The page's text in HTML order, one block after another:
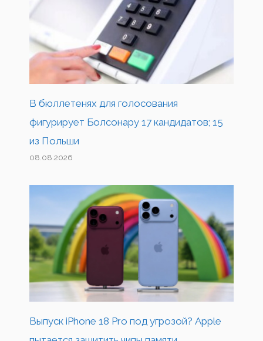
В бюллетенях для голосования
фигурирует Болсонару 17 кандидатов; 15
из Польши
08.08.2026
Выпуск iPhone 18 Pro под угрозой? Apple